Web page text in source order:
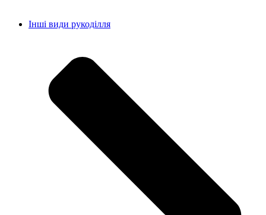
Інші види рукоділля